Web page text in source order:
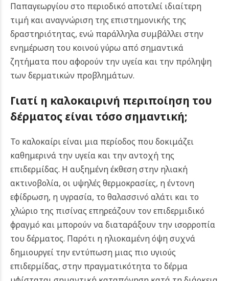
Παπαγεωργίου στο περιοδικό αποτελεί ιδιαίτερη
τιμή και αναγνώριση της επιστημονικής της
δραστηριότητας, ενώ παράλληλα συμβάλλει στην
ενημέρωση του κοινού γύρω από σημαντικά
ζητήματα που αφορούν την υγεία και την πρόληψη
των δερματικών προβλημάτων.
Γιατί η καλοκαιρινή περιποίηση του
δέρματος είναι τόσο σημαντική;
Το καλοκαίρι είναι μια περίοδος που δοκιμάζει
καθημερινά την υγεία και την αντοχή της
επιδερμίδας. Η αυξημένη έκθεση στην ηλιακή
ακτινοβολία, οι υψηλές θερμοκρασίες, η έντονη
εφίδρωση, η υγρασία, το θαλασσινό αλάτι και το
χλώριο της πισίνας επηρεάζουν τον επιδερμιδικό
φραγμό και μπορούν να διαταράξουν την ισορροπία
του δέρματος. Παρότι η ηλιοκαμένη όψη συχνά
δημιουργεί την εντύπωση μιας πιο υγιούς
επιδερμίδας, στην πραγματικότητα το δέρμα